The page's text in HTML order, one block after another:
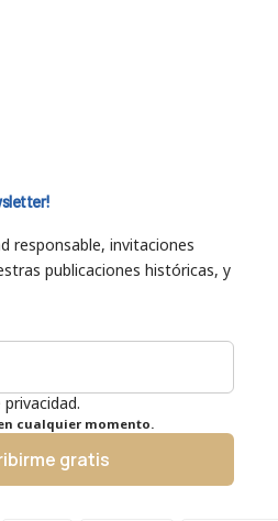
responsable, invitaciones
publicaciones históricas, y
cualquier momento.
gratis